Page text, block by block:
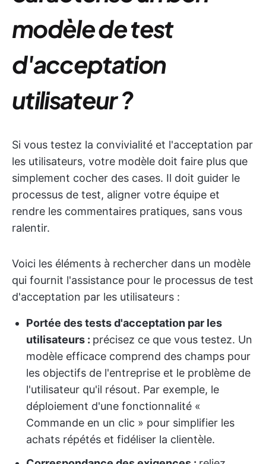
modèle de test
d'acceptation
utilisateur ?
Si vous testez la convivialité et l'acceptation par
les utilisateurs, votre modèle doit faire plus que
simplement cocher des cases. Il doit guider le
processus de test, aligner votre équipe et
rendre les commentaires pratiques, sans vous
ralentir.
Voici les éléments à rechercher dans un modèle
qui fournit l'assistance pour le processus de test
d'acceptation par les utilisateurs :
Portée des tests d'acceptation par les
utilisateurs : précisez ce que vous testez. Un
modèle efficace comprend des champs pour
les objectifs de l'entreprise et le problème de
l'utilisateur qu'il résout. Par exemple, le
déploiement d'une fonctionnalité «
Commande en un clic » pour simplifier les
achats répétés et fidéliser la clientèle.